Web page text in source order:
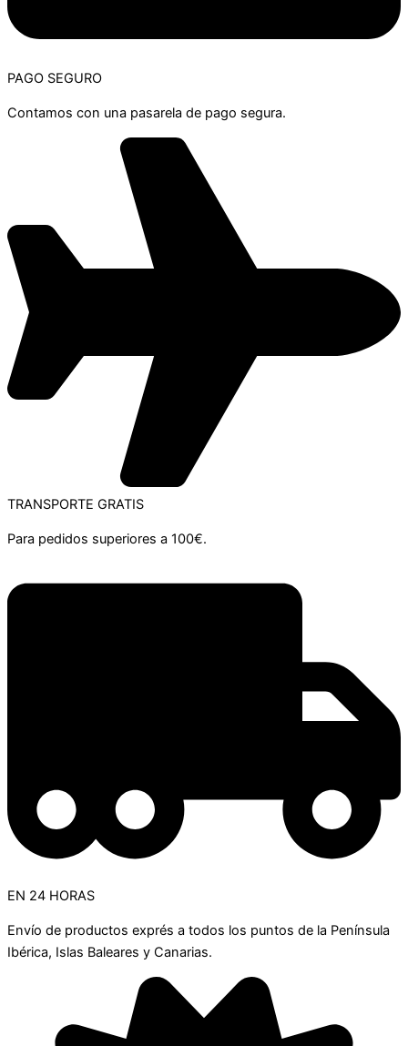
PAGO SEGURO
Contamos con una pasarela de pago segura.
TRANSPORTE GRATIS
Para pedidos superiores a 100€.
EN 24 HORAS
Envío de productos exprés a todos los puntos de la Península
Ibérica, Islas Baleares y Canarias.